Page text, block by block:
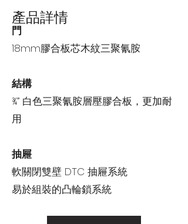
產品詳情
門
18mm膠合板芯木紋三聚氰胺
結構
¾” 白色三聚氰胺層壓膠合板，更加耐
用
抽屜
軟關閉雙壁 DTC 抽屜系統
易於組裝的凸輪鎖系統